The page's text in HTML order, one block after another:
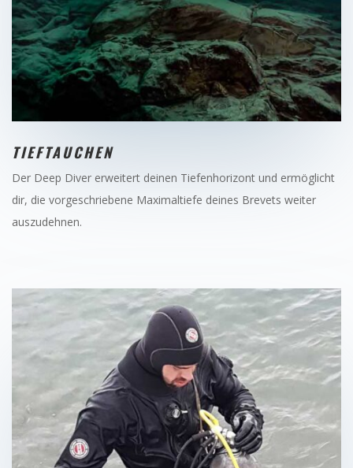
TIEFTAUCHEN
Der Deep Diver erweitert deinen Tiefenhorizont und ermöglicht
dir, die vorgeschriebene Maximaltiefe deines Brevets weiter
auszudehnen.